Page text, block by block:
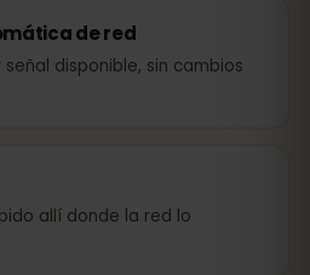
de red
disponible, sin cambios
allí donde la red lo